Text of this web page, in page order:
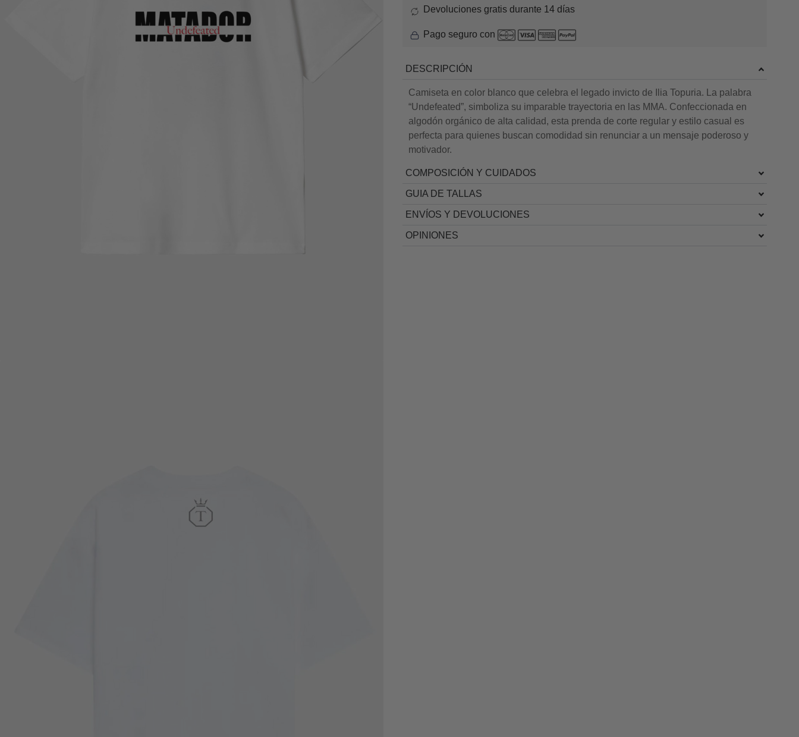
Devoluciones gratis durante 14 días
Pago seguro con
DESCRIPCIÓN
Camiseta en color blanco que celebra el legado invicto de Ilia Topuria. La palabra
“Undefeated”, simboliza su imparable trayectoria en las MMA. Confeccionada en
algodón orgánico de alta calidad, esta prenda de corte regular y estilo casual es
perfecta para quienes buscan comodidad sin renunciar a un mensaje poderoso y
motivador.
COMPOSICIÓN Y CUIDADOS
GUIA DE TALLAS
ENVÍOS Y DEVOLUCIONES
OPINIONES